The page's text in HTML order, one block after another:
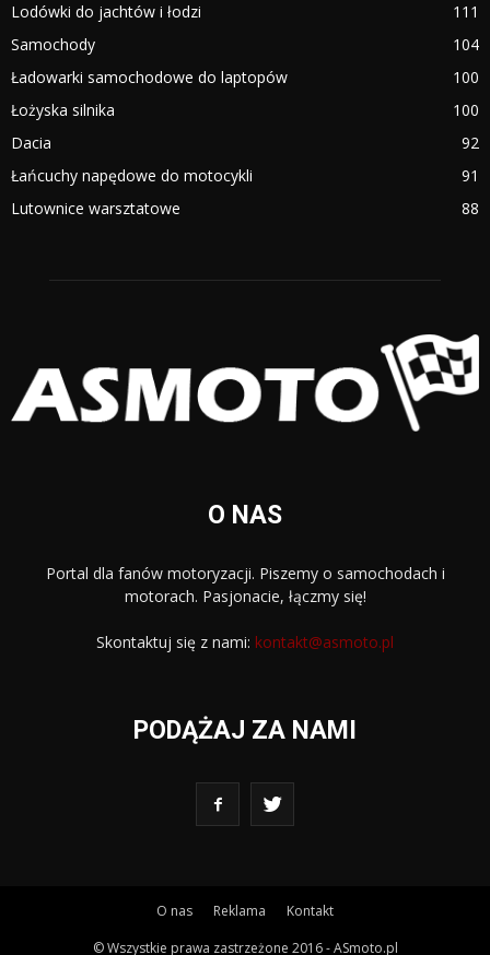
Lodówki do jachtów i łodzi
111
Samochody
104
Ładowarki samochodowe do laptopów
100
Łożyska silnika
100
Dacia
92
Łańcuchy napędowe do motocykli
91
Lutownice warsztatowe
88
O NAS
Portal dla fanów motoryzacji. Piszemy o samochodach i
motorach. Pasjonacie, łączmy się!
Skontaktuj się z nami: kontakt@asmoto.pl
PODĄŻAJ ZA NAMI
O nas Reklama
Kontakt
© Wszystkie prawa zastrzeżone 2016 - ASmoto.pl